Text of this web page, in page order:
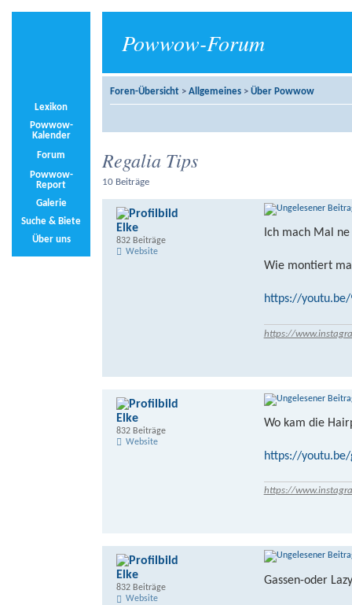
Powwow-Forum
Lexikon
Powwow-
Kalender
Forum
Powwow-
Report
Galerie
Suche & Biete
Über uns
Foren-Übersicht > Allgemeines > Über Powwow
Regalia Tips
10 Beiträge
Ich mach Mal
Wie montiert
https://youtu.be/
https://
Elke
832 Beiträge
Website
Wo kam die
https://youtu.be/
https://
Elke
832 Beiträge
Website
Gassen-oder
Elke
832 Beiträge
Website